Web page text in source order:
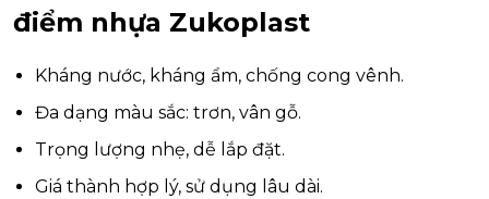
điểm nhựa Zukoplast
Kháng nước, kháng ẩm, chống cong vênh.
Đa dạng màu sắc: trơn, vân gỗ.
Trọng lượng nhẹ, dễ lắp đặt.
Giá thành hợp lý, sử dụng lâu dài.